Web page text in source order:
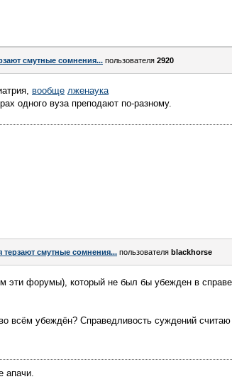
смутные сомнения... пользователя 2920
вообще лженаука
одного вуза преподают по-разному.
смутные сомнения... пользователя blackhorse
эти форумы), который не был бы убежден в
всём убеждён? Справедливость суждений считаю
апачи.